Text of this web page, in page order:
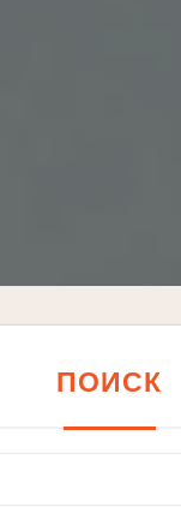
ПОИСК